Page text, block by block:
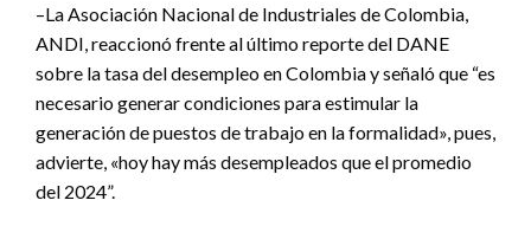
–La Asociación Nacional de Industriales de Colombia,
ANDI, reaccionó frente al último reporte del DANE
sobre la tasa del desempleo en Colombia y señaló que “es
necesario generar condiciones para estimular la
generación de puestos de trabajo en la formalidad», pues,
advierte, «hoy hay más desempleados que el promedio
del 2024”.